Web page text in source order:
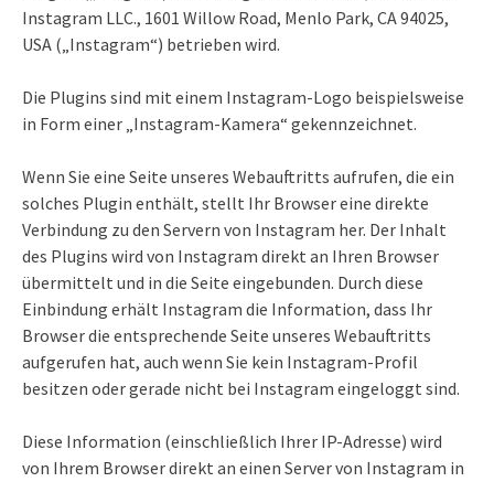
Instagram LLC., 1601 Willow Road, Menlo Park, CA 94025,
USA („Instagram“) betrieben wird.
Die Plugins sind mit einem Instagram-Logo beispielsweise
in Form einer „Instagram-Kamera“ gekennzeichnet.
Wenn Sie eine Seite unseres Webauftritts aufrufen, die ein
solches Plugin enthält, stellt Ihr Browser eine direkte
Verbindung zu den Servern von Instagram her. Der Inhalt
des Plugins wird von Instagram direkt an Ihren Browser
übermittelt und in die Seite eingebunden. Durch diese
Einbindung erhält Instagram die Information, dass Ihr
Browser die entsprechende Seite unseres Webauftritts
aufgerufen hat, auch wenn Sie kein Instagram-Profil
besitzen oder gerade nicht bei Instagram eingeloggt sind.
Diese Information (einschließlich Ihrer IP-Adresse) wird
von Ihrem Browser direkt an einen Server von Instagram in